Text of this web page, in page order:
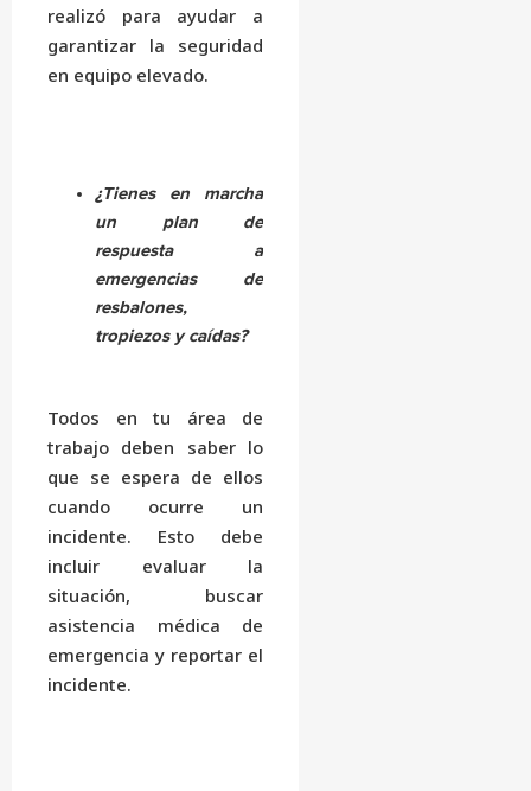
realizó para ayudar a
garantizar la seguridad
en equipo elevado.
¿Tienes en marcha
un plan de
respuesta a
emergencias de
resbalones,
tropiezos y caídas?
Todos en tu área de
trabajo deben saber lo
que se espera de ellos
cuando ocurre un
incidente. Esto debe
incluir evaluar la
situación, buscar
asistencia médica de
emergencia y reportar el
incidente.